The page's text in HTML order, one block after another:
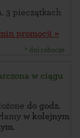
3 pieczątkach
promocji »
* dni robocze
w ciągu
do godz.
w kolejnym
.